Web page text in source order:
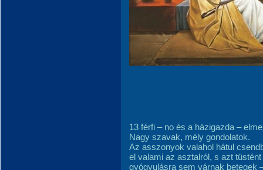
13 férfi – no és a házigazda –
Nagy szavak, mély gondolatok.
Az asszonyok valahol hátul
el valami az asztalról, s azt
gyógyulásra sem várnak betegek